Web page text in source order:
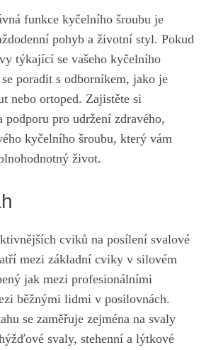
⁤funkce kyčelního šroubu ​je
pohyb⁢ a životní styl. Pokud
týkající se vašeho kyčelního
poradit s odborníkem, jako je
nebo ortoped. Zajistěte​ si
podporu pro udržení zdravého,
⁢kyčelního šroubu, který​ vám
život.
cviků na posílení​ svalové
mezi základní cviky v silovém
jak mezi profesionálními
běžnými lidmi⁣ v posilovnách.
se zaměřuje zejména na svaly
svaly, stehenní a lýtkové